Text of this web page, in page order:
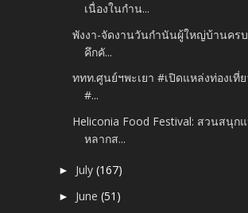
เนื่องในกำน...
พังงา-จัดงานวันกำนันผู้ใหญ่บ้านคร
คึกคั...
ททท.ศูนย์ฯพะเยา #เปิดแหล่งท่องเที่
#...
Heliconia Food Festival: สวนสนุก
หลากส...
► July(167)
► June(51)